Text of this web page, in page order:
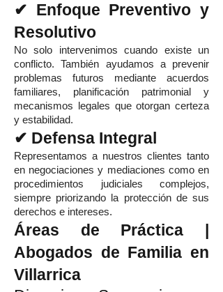
✔ Enfoque Preventivo y
Resolutivo
No solo intervenimos cuando existe un
conflicto. También ayudamos a prevenir
problemas futuros mediante acuerdos
familiares, planificación patrimonial y
mecanismos legales que otorgan certeza
y estabilidad.
✔ Defensa Integral
Representamos a nuestros clientes tanto
en negociaciones y mediaciones como en
procedimientos judiciales complejos,
siempre priorizando la protección de sus
derechos e intereses.
Áreas de Práctica |
Abogados de Familia en
Villarrica